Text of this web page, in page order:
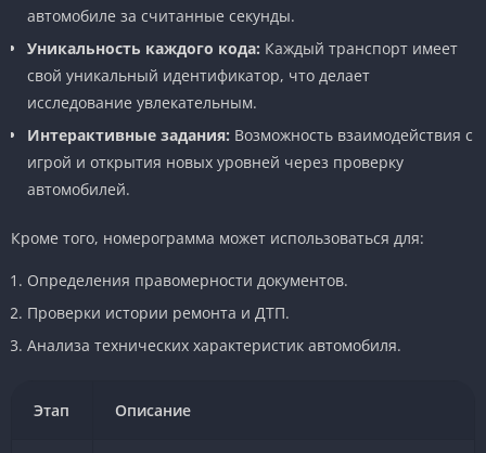
автомобиле за считанные секунды.
Уникальность каждого кода: Каждый транспорт имеет
свой уникальный идентификатор, что делает
исследование увлекательным.
Интерактивные задания: Возможность взаимодействия с
игрой и открытия новых уровней через проверку
автомобилей.
Кроме того, номерограмма может использоваться для:
Определения правомерности документов.
Проверки истории ремонта и ДТП.
Анализа технических характеристик автомобиля.
Этап Описание